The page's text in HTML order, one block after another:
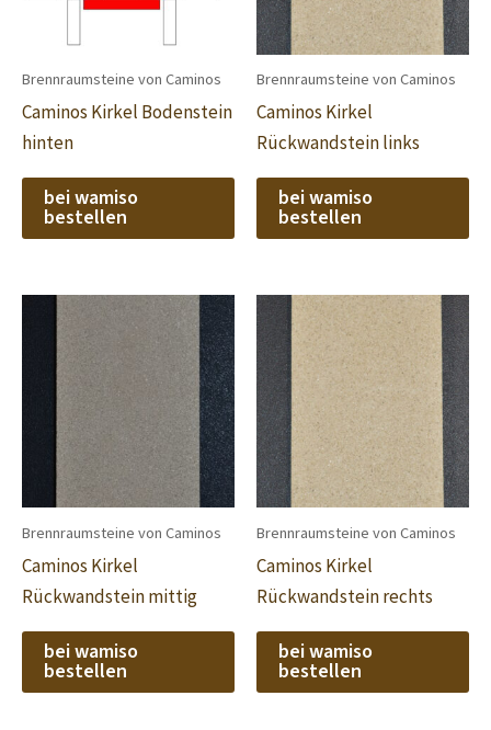
Brennraumsteine von Caminos
Caminos Kirkel Bodenstein
hinten
bei wamiso
bestellen
Brennraumsteine von Caminos
Caminos Kirkel
Rückwandstein links
bei wamiso
bestellen
Brennraumsteine von Caminos
Caminos Kirkel
Rückwandstein mittig
bei wamiso
bestellen
Brennraumsteine von Caminos
Caminos Kirkel
Rückwandstein rechts
bei wamiso
bestellen